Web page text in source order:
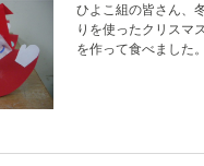
ひよこ組の皆さん、
りを使ったクリスマ
を作って食べました